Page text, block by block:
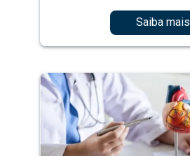
Saiba mais